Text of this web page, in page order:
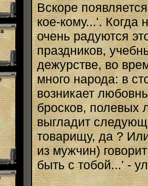
Вскоре
кое-кому...'. Когда
очень радуются
праздников,
дежурстве, во
много народа: в
возникает
бросков, полевых
выгладит
товарищу, да ?
из мужчин)
быть с тобой...' -